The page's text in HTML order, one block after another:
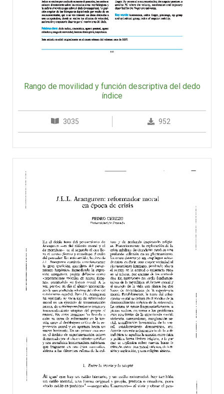
Rango de movilidad y función descriptiva del dedo
índice
3035 952